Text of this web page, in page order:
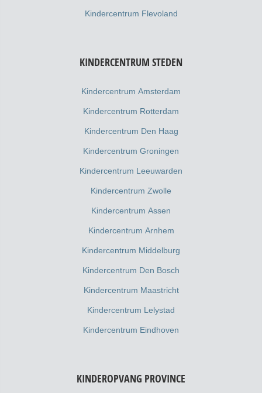
Kindercentrum Flevoland
KINDERCENTRUM STEDEN
Kindercentrum Amsterdam
Kindercentrum Rotterdam
Kindercentrum Den Haag
Kindercentrum Groningen
Kindercentrum Leeuwarden
Kindercentrum Zwolle
Kindercentrum Assen
Kindercentrum Arnhem
Kindercentrum Middelburg
Kindercentrum Den Bosch
Kindercentrum Maastricht
Kindercentrum Lelystad
Kindercentrum Eindhoven
KINDEROPVANG PROVINCE